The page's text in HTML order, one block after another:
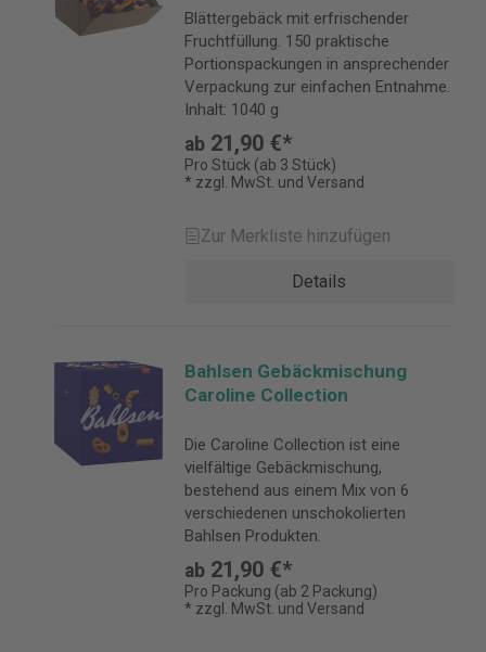
Blättergebäck mit erfrischender
Fruchtfüllung. 150 praktische
Portionspackungen in ansprechender
Verpackung zur einfachen Entnahme.
Inhalt: 1040 g
ab 21,90 €*
Pro Stück (ab 3 Stück)
* zzgl. MwSt. und Versand
Zur Merkliste hinzufügen
Details
Bahlsen Gebäckmischung
Caroline Collection
Die Caroline Collection ist eine
vielfältige Gebäckmischung,
bestehend aus einem Mix von 6
verschiedenen unschokolierten
Bahlsen Produkten.
ab 21,90 €*
Pro Packung (ab 2 Packung)
* zzgl. MwSt. und Versand